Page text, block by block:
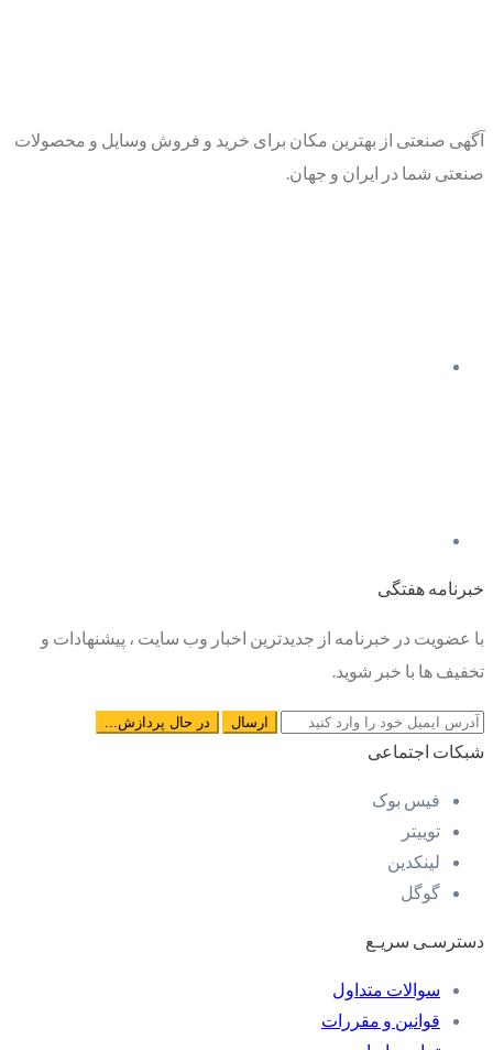
آگهی صنعتی از بهترین مکان برای خرید و فروش وسایل و محصولات
صنعتی شما در ایران و جهان.
خبرنامه هفتگی
با عضویت در خبرنامه از جدیدترین اخبار وب سایت ، پیشنهادات و
تخفیف ها با خبر شوید.
شبکات اجتماعی
فیس بوک
توییتر
لینکدین
گوگل
دسترسـی سریـع
سوالات متداول
قوانین و مقررات